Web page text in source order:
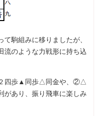
駒組みに移りましたが、
のような力戦形に持ち込
四歩▲同歩△同金や、②△
があり、振り飛車に楽しみ